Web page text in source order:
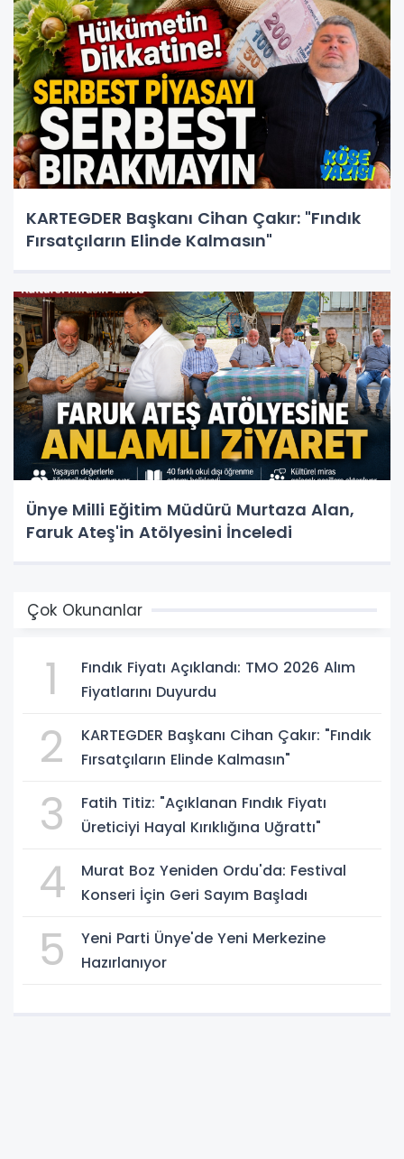
KARTEGDER Başkanı Cihan Çakır: "Fındık
Fırsatçıların Elinde Kalmasın"
Ünye Milli Eğitim Müdürü Murtaza Alan,
Faruk Ateş'in Atölyesini İnceledi
Çok Okunanlar
1
Fındık Fiyatı Açıklandı: TMO 2026 Alım
Fiyatlarını Duyurdu
2
KARTEGDER Başkanı Cihan Çakır: "Fındık
Fırsatçıların Elinde Kalmasın"
3
Fatih Titiz: "Açıklanan Fındık Fiyatı
Üreticiyi Hayal Kırıklığına Uğrattı"
4
Murat Boz Yeniden Ordu'da: Festival
Konseri İçin Geri Sayım Başladı
5
Yeni Parti Ünye'de Yeni Merkezine
Hazırlanıyor